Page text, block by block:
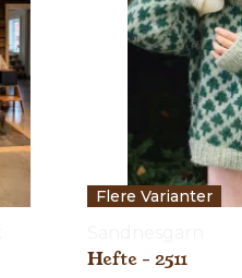
Flere Varianter
Hefte - 2511